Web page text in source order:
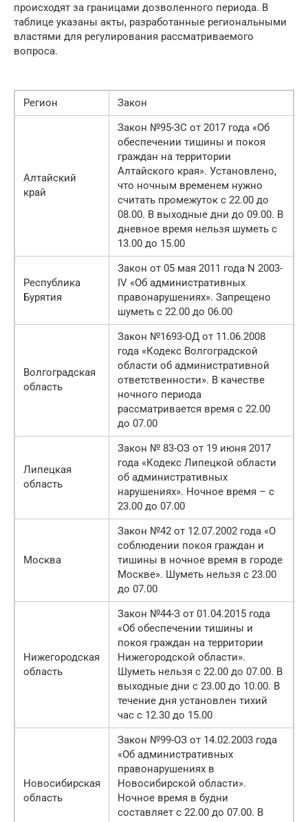
происходят за границами дозволенного периода. В
таблице указаны акты, разработанные региональными
властями для регулирования рассматриваемого
вопроса.
Регион Закон
Алтайский
край
Закон №95-ЗС от 2017 года «Об
обеспечении тишины и покоя
граждан на территории
Алтайского края». Установлено,
что ночным временем нужно
считать промежуток с 22.00 до
08.00. В выходные дни до 09.00. В
дневное время нельзя шуметь с
13.00 до 15.00
Республика
Бурятия
Закон от 05 мая 2011 года N 2003-
IV «Об административных
правонарушениях». Запрещено
шуметь с 22.00 до 06.00
Волгоградская
область
Закон №1693-ОД от 11.06.2008
года «Кодекс Волгоградской
области об административной
ответственности». В качестве
ночного периода
рассматривается время с 22.00
до 07.00
Липецкая
область
Закон № 83-ОЗ от 19 июня 2017
года «Кодекс Липецкой области
об административных
нарушениях». Ночное время – с
23.00 до 07.00
Москва
Закон №42 от 12.07.2002 года «О
соблюдении покоя граждан и
тишины в ночное время в городе
Москве». Шуметь нельзя с 23.00
до 07.00
Нижегородская
область
Закон №44-З от 01.04.2015 года
«Об обеспечении тишины и
покоя граждан на территории
Нижегородской области».
Шуметь нельзя с 22.00 до 07.00. В
выходные дни с 23.00 до 10.00. В
течение дня установлен тихий
час с 12.30 до 15.00
Новосибирская
область
Закон №99-ОЗ от 14.02.2003 года
«Об административных
правонарушениях в
Новосибирской области».
Ночное время в будни
составляет с 22.00 до 07.00. В